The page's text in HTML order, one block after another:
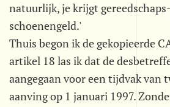
natuurlijk, je krijgt
schoenengeld.'
Thuis begon ik de gekopieerde
artikel 18 las ik dat de
aangegaan voor een tijdvak van
aanving op 1 januari 1997.